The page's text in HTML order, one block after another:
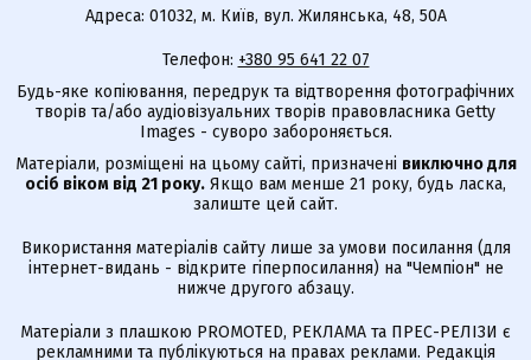
Адреса: 01032, м. Київ, вул. Жилянська, 48, 50А
Телефон: +380 95 641 22 07
Будь-яке копіювання, передрук та відтворення фотографічних
творів та/або аудіовізуальних творів правовласника Getty
Images - суворо забороняється.
Матеріали, розміщені на цьому сайті, призначені виключно для
осіб віком від 21 року. Якщо вам менше 21 року, будь ласка,
залиште цей сайт.
Використання матеріалів сайту лише за умови посилання (для
інтернет-видань - відкрите гіперпосилання) на "Чемпіон" не
нижче другого абзацу.
Матеріали з плашкою PROMOTED, РЕКЛАМА та ПРЕС-РЕЛІЗИ є
рекламними та публікуються на правах реклами. Редакція